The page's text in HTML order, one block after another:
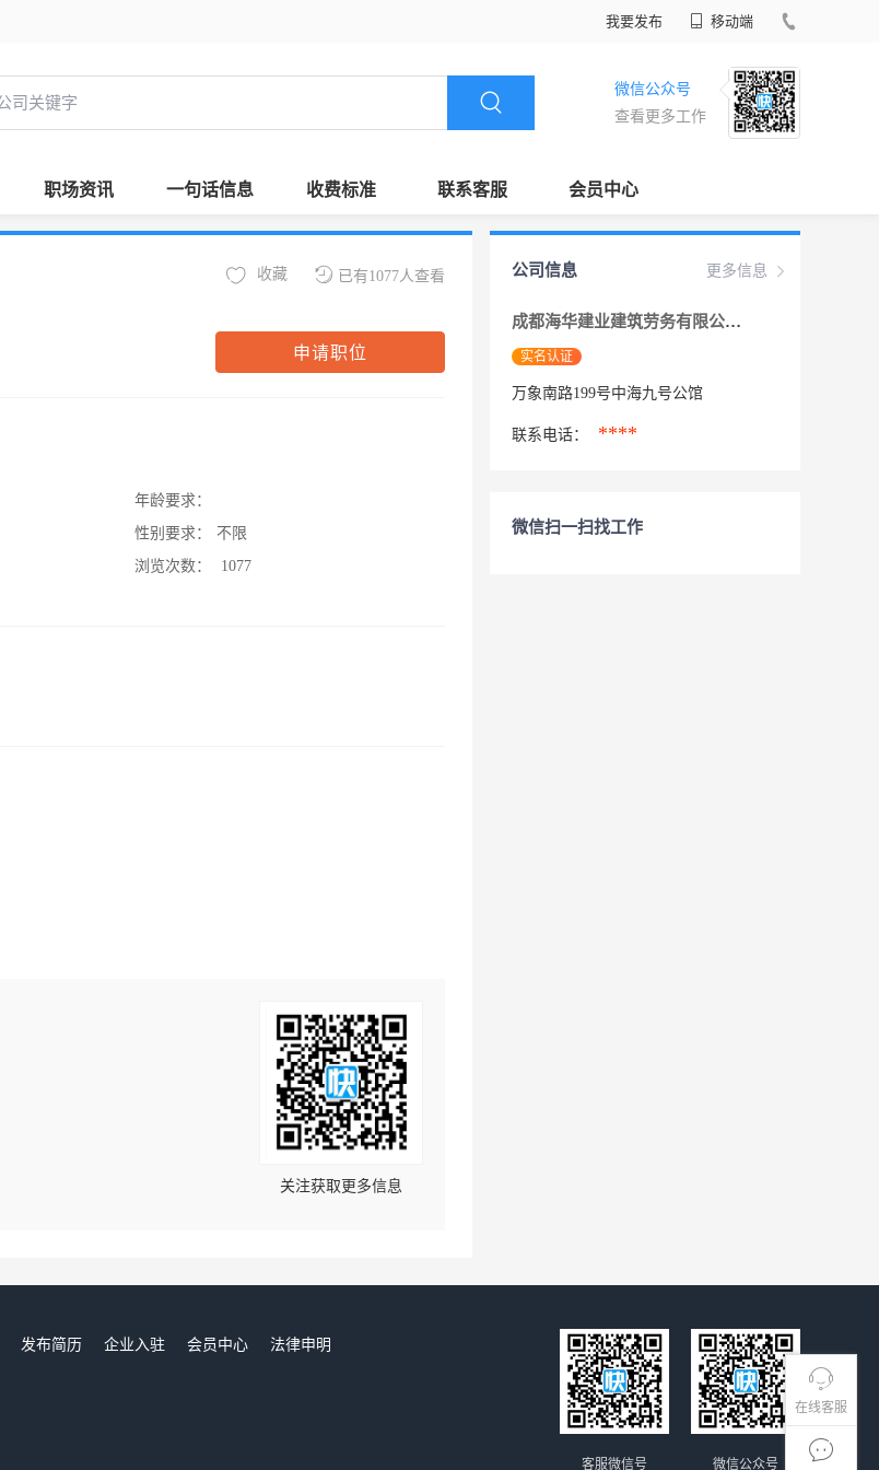
我要发布 移动端
微信公众号
查看更多工作
职场资讯 一句话信息 收费标准 联系客服 会员中心
在线客服
已有1077人查看
收藏
申请职位
年龄要求：
性别要求：
不限
浏览次数：
1077
关注获取更多信息
更多信息
公司信息
成都海华建业建筑劳务有限公司
实名认证
万象南路199号中海九号公馆
联系电话： ****
微信扫一扫找工作
发布简历 企业入驻 会员中心
法律申明
微信公众号
客服微信号